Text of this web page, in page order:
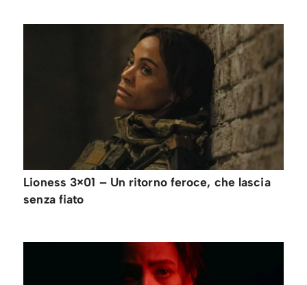
Lioness 3×01 – Un ritorno feroce, che lascia
senza fiato